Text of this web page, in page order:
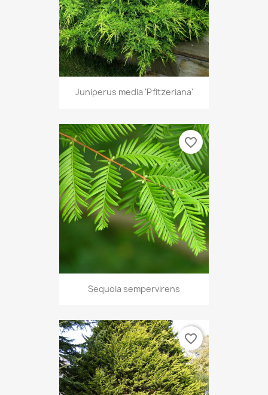
Juniperus media 'Pfitzeriana'
Sequoia sempervirens
favorite_border
favorite_border